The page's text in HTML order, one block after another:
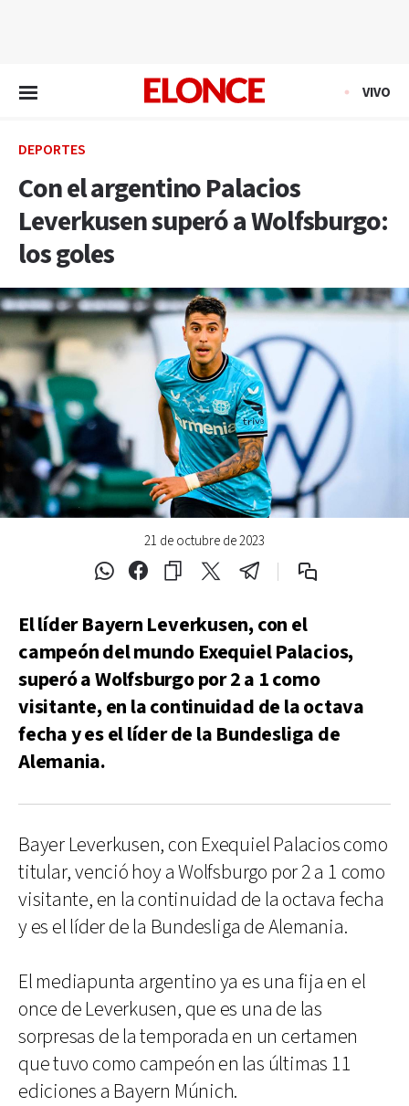
VIVO
DEPORTES
Con el argentino Palacios
Leverkusen superó a Wolfsburgo:
los goles
21 de octubre de 2023
El líder Bayern Leverkusen, con el
campeón del mundo Exequiel Palacios,
superó a Wolfsburgo por 2 a 1 como
visitante, en la continuidad de la octava
fecha y es el líder de la Bundesliga de
Alemania.
Bayer Leverkusen, con Exequiel Palacios como
titular, venció hoy a Wolfsburgo por 2 a 1 como
visitante, en la continuidad de la octava fecha
y es el líder de la Bundesliga de Alemania.
El mediapunta argentino ya es una fija en el
once de Leverkusen, que es una de las
sorpresas de la temporada en un certamen
que tuvo como campeón en las últimas 11
ediciones a Bayern Múnich.